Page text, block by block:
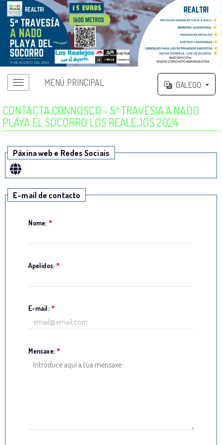
MENÚ PRINCIPAL GALEGO
CONTACTA CONNOSCO - 5ª TRAVESIA A NADO
PLAYA EL SOCORRO LOS REALEJOS 2024
Páxina web e Redes Sociais
E-mail de contacto
Nome: *
Apelidos:*
E-mail:*
Mensaxe:*